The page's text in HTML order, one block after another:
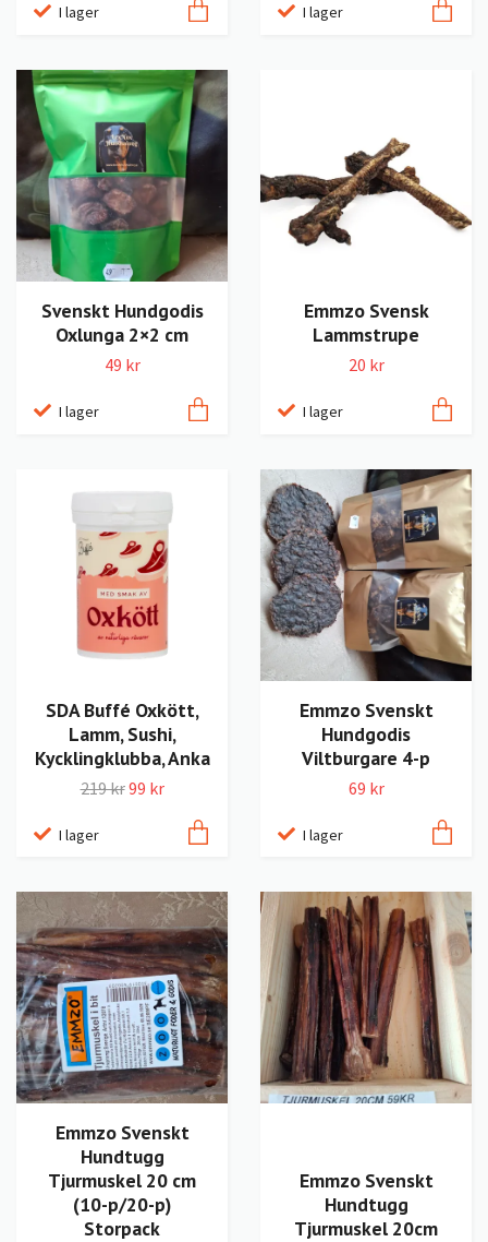
I lager I lager
Svenskt Hundgodis
Oxlunga 2×2 cm
49 kr
I lager
Emmzo Svensk
Lammstrupe
20 kr
I lager
SDA Buffé Oxkött,
Lamm, Sushi,
Kycklingklubba, Anka
219 kr99 kr
I lager
Emmzo Svenskt
Hundgodis
Viltburgare 4-p
69 kr
I lager
Emmzo Svenskt
Hundtugg
Tjurmuskel 20 cm
(10-p/20-p)
Storpack
Emmzo Svenskt
Hundtugg
Tjurmuskel 20cm